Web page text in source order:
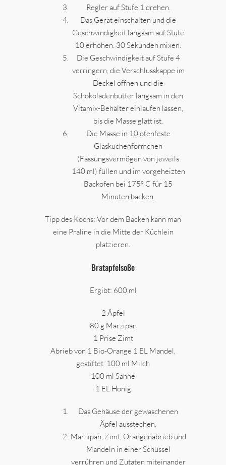
Regler auf Stufe 1 drehen.
Das Gerät einschalten und die
Geschwindigkeit langsam auf Stufe
10 erhöhen. 30 Sekunden mixen.
Die Geschwindigkeit auf Stufe 4
verringern, die Verschlusskappe im
Deckel öffnen und die
Schokoladenbutter langsam in den
Vitamix-Behälter einlaufen lassen,
bis die Masse glatt ist.
Die Masse in 10 ofenfeste
Glaskuchenförmchen
(Fassungsvermögen von jeweils
140 ml) füllen und im vorgeheizten
Backofen bei 175° C für 15
Minuten backen.
Tipp des Kochs: Vor dem Backen kann man
eine Praline in die Mitte der Küchlein
platzieren.
Bratapfelsoße
Ergibt: 600 ml
2 Äpfel
80 g Marzipan
1 Prise Zimt
Abrieb von 1 Bio-Orange 1 EL Mandel,
gestiftet 100 ml Milch
100 ml Sahne
1 EL Honig
Das Gehäuse der gewaschenen
Äpfel ausstechen.
Marzipan, Zimt, Orangenabrieb und
Mandeln in einer Schüssel
verrühren und Zutaten miteinander